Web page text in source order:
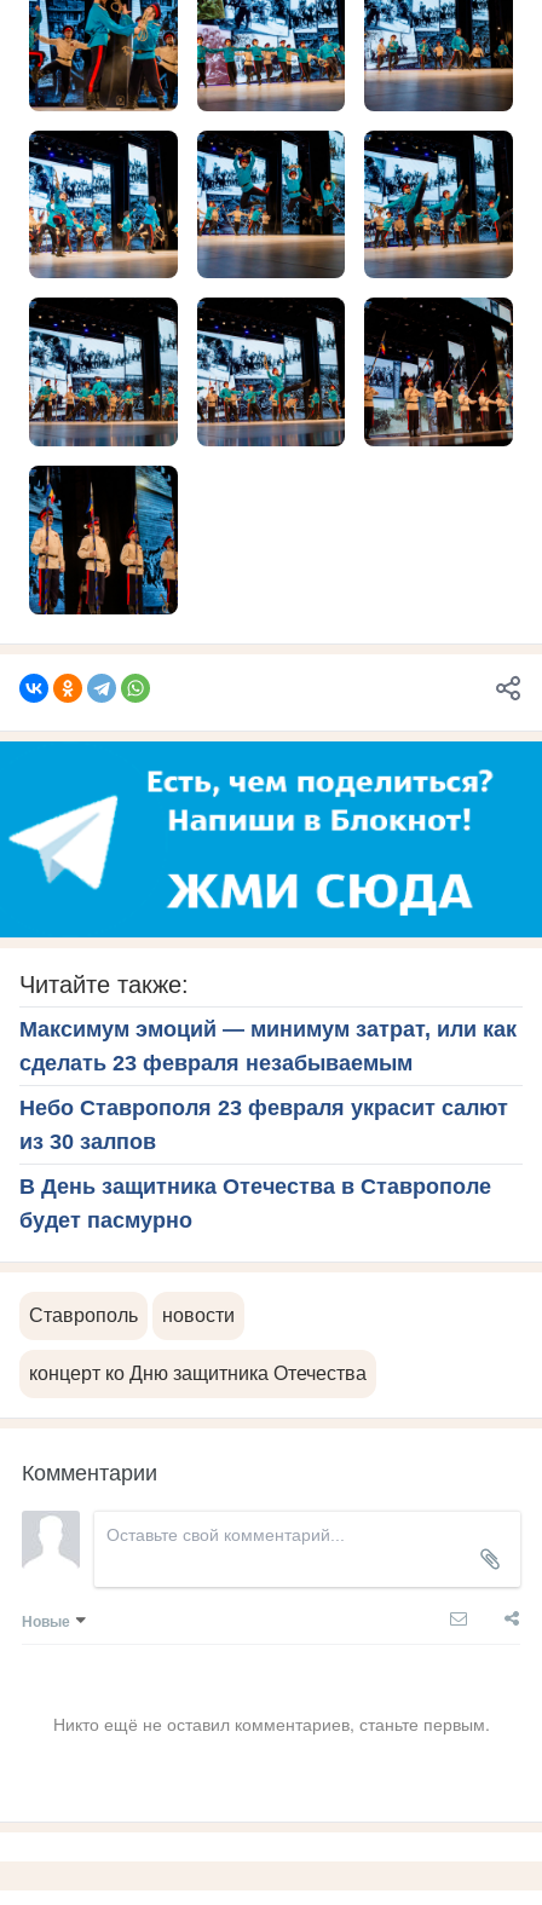
Читайте также:
Максимум эмоций — минимум затрат, или как
сделать 23 февраля незабываемым
Небо Ставрополя 23 февраля украсит салют
из 30 залпов
В День защитника Отечества в Ставрополе
будет пасмурно
Ставрополь новости
концерт ко Дню защитника Отечества
Комментарии
Новые
Никто ещё не оставил комментариев, станьте первым.